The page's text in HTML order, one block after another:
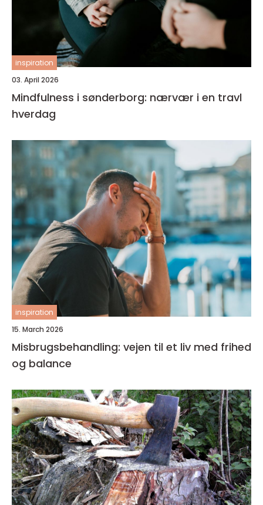
inspiration
03. April 2026
Mindfulness i sønderborg: nærvær i en travl
hverdag
inspiration
15. March 2026
Misbrugsbehandling: vejen til et liv med frihed
og balance